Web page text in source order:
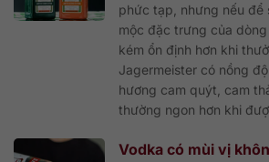
phức tạp, nhưng nếu để
mộc đặc trưng của
kém ổn định hơn khi
Jagermeister có nồng
hương cam quýt, cam
thường ngon hơn khi
Vodka có mùi vị